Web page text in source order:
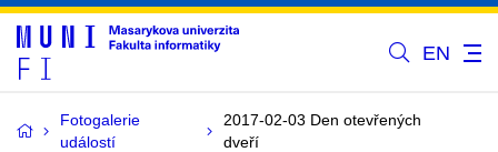
EN
Fotogalerie
událostí
2017-02-03 Den otevřených
dveří